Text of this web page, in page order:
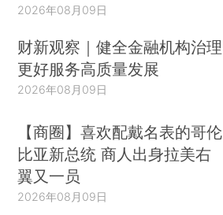
2026年08月09日
财新观察｜健全金融机构治理
更好服务高质量发展
2026年08月09日
【商圈】喜欢配戴名表的哥伦
比亚新总统 商人出身拉美右
翼又一员
2026年08月09日